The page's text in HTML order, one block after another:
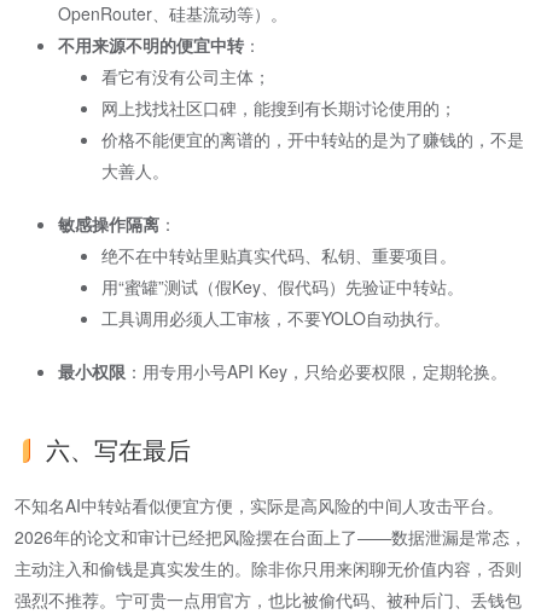
OpenRouter、硅基流动等）。
不用来源不明的便宜中转 ​：
看它有没有公司主体；
网上找找社区口碑，能搜到有长期讨论使用的；
价格不能便宜的离谱的，开中转站的是为了赚钱的，不是
大善人。
敏感操作隔离 ​：
绝不在中转站里贴真实代码、私钥、重要项目。
用“蜜罐”测试（假Key、假代码）先验证中转站。
工具调用必须人工审核，不要YOLO自动执行。
最小权限 ​：用专用小号API Key，只给必要权限，定期轮换。
六、写在最后
不知名AI中转站看似便宜方便，实际是高风险的中间人攻击平台。
2026年的论文和审计已经把风险摆在台面上了——数据泄漏是常态，
主动注入和偷钱是真实发生的。除非你只用来闲聊无价值内容，否则
强烈不推荐。宁可贵一点用官方，也比被偷代码、被种后门、丢钱包